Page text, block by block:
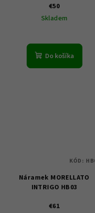
€50
Skladem
Do košíka
Náramek MORELLATO
INTRIGO HB03
€61
KÓD: